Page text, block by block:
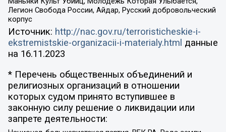
Легион Свобода России, Айдар, Русский добровольческий
корпус
Источник: http://nac.gov.ru/terroristicheskie-i-
ekstremistskie-organizacii-i-materialy.html данные
на 16.11.2023
* Перечень общественных объединений и
религиозных организаций в отношении
которых судом принято вступившее в
законную силу решение о ликвидации или
запрете деятельности: